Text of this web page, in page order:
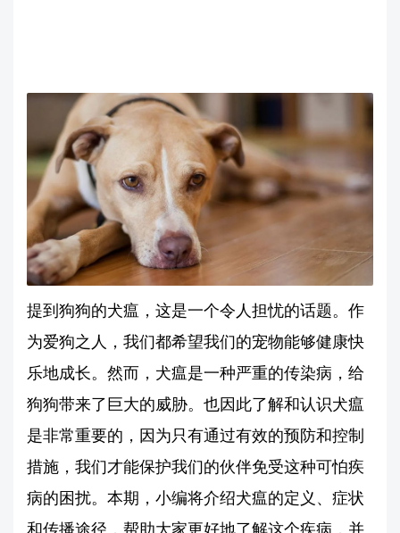
提到狗狗的犬瘟，这是一个令人担忧的话题。作
为爱狗之人，我们都希望我们的宠物能够健康快
乐地成长。然而，犬瘟是一种严重的传染病，给
狗狗带来了巨大的威胁。也因此了解和认识犬瘟
是非常重要的，因为只有通过有效的预防和控制
措施，我们才能保护我们的伙伴免受这种可怕疾
病的困扰。本期，小编将介绍犬瘟的定义、症状
和传播途径，帮助大家更好地了解这个疾病，并